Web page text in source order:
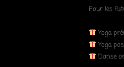
Pour les
Yoga
Yoga
Danse